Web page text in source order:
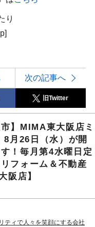
り
次の記事へ
旧Twitter
市】MIMA東大阪店ミ
8月26日（水）が開
！毎月第4水曜日定
フォーム＆不動産
阪店】
ティで人々を笑顔にする会社